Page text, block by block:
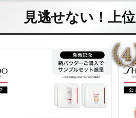
見逃せない！上